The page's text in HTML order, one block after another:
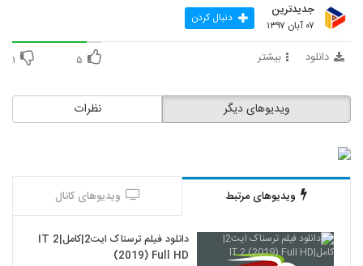
جدیدترین
۰۷ آبان ۱۳۹۷ دنبال کردن
دانلود بیشتر ۵ ۱
نظرات ویدیوهای دیگر
ویدیوهای مرتبط ویدیوهای کانال
دانلود فیلم ترسناک ایت2|کامل|IT 2
(2019) Full HD